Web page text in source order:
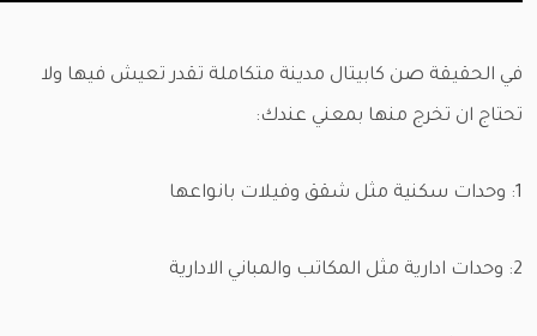
في الحقيقة صن كابيتال مدينة متكاملة تقدر تعيش فيها ولا
تحتاج ان تخرج منها بمعني عندك:
1: وحدات سكنية مثل شقق وفيلات بانواعها
2: وحدات ادارية مثل المكاتب والمباني الادارية